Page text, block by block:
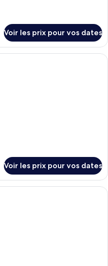
Voir les prix pour vos dates
Une chambre d’hôtel avec deux lits,
Voir les prix pour vos dates
Coffres-forts dans les chambres,